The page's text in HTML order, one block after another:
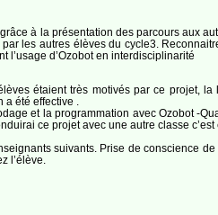
à la présentation des parcours aux
les autres élèves du cycle3.
l’usage d’Ozobot en interdisciplinarité
étaient très motivés par ce projet,
été effective .
et la programmation avec Ozobot -
ce projet avec une autre classe c’est
suivants. Prise de conscience
l’élève.